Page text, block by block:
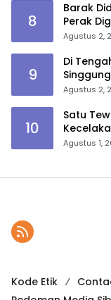
8
Barak
Perak
Lokasi
Agustus 2,
9
Di
Agustus 2,
10
Satu
Agustus 1,
Kode Etik